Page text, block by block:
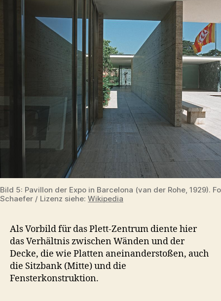
Bild 5: Pavillon der Expo in Barcelona (van der Rohe, 1929).
Schaefer / Lizenz siehe: Wikipedia
Als Vorbild für das Plett-Zentrum diente hier
das Verhältnis zwischen Wänden und der
Decke, die wie Platten aneinanderstoßen, auch
die Sitzbank (Mitte) und die
Fensterkonstruktion.